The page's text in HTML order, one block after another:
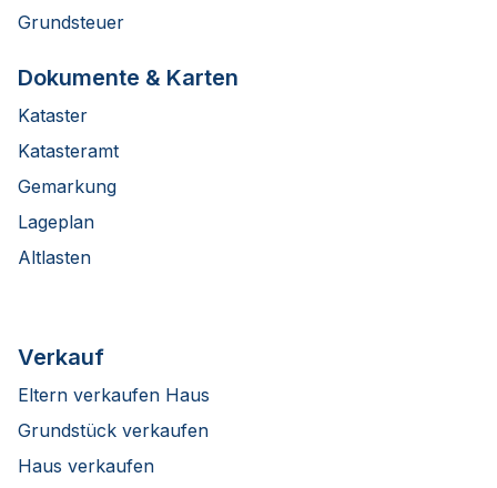
Grundsteuer
Dokumente & Karten
Kataster
Katasteramt
Gemarkung
Lageplan
Altlasten
Verkauf
Eltern verkaufen Haus
Grundstück verkaufen
Haus verkaufen